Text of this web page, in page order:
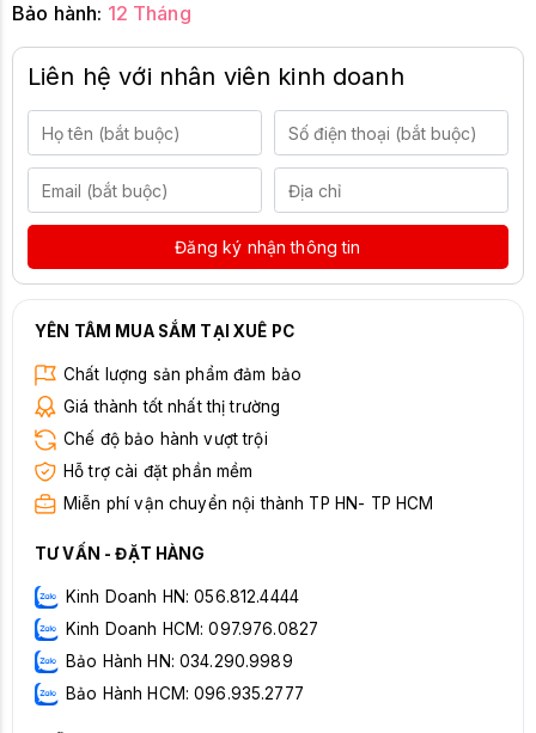
Bảo hành: 12 Tháng
Liên hệ với nhân viên kinh doanh
Đăng ký nhận thông tin
YÊN TÂM MUA SẮM TẠI XUÊ PC
Chất lượng sản phẩm đảm bảo
Giá thành tốt nhất thị trường
Chế độ bảo hành vượt trội
Hỗ trợ cài đặt phần mềm
Miễn phí vận chuyển nội thành TP HN- TP HCM
TƯ VẤN - ĐẶT HÀNG
Kinh Doanh HN: 056.812.4444
Kinh Doanh HCM: 097.976.0827
Bảo Hành HN: 034.290.9989
Bảo Hành HCM: 096.935.2777